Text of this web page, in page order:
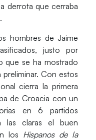
derrota que cerraba
hombres deJaime
justo por
que se ha mostrado
Con estos
cierra la primera
de Croacia con un
en 6 partidos
las claras el buen
los Hispanos de la